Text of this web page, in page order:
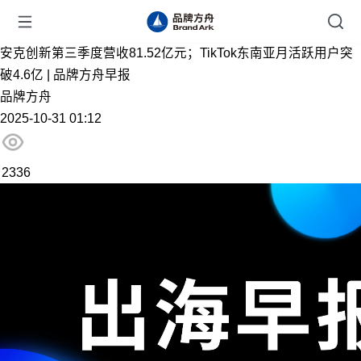
安克创新第三季度营收81.52亿元；TikTok东南亚月活跃用户突
破4.6亿 | 品牌方舟早报
品牌方舟
2025-10-31 01:12
2336